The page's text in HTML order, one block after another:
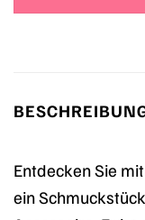
Entdecken Sie
ein